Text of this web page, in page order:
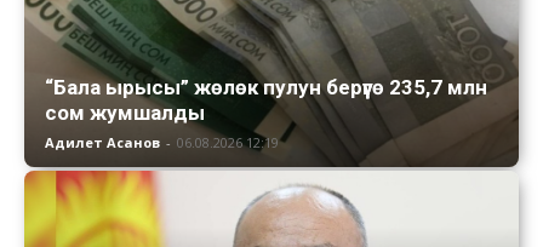
“Бала ырысы” жөлөк пулун берүүгө 235,7 млн
сом жумшалды
Адилет Асанов - 06.08.2026 12:19